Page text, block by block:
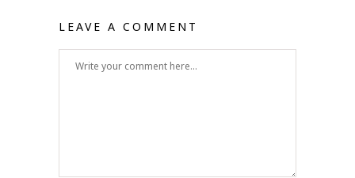
LEAVE A COMMENT